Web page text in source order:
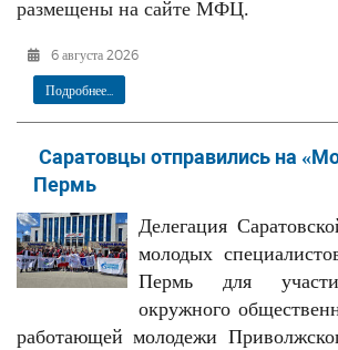
размещены на сайте МФЦ.
6 августа 2026
Подробнее...
Саратовцы отправились на
Пермь
Делегация
молодых
Пермь для
окружного
работающей молодежи